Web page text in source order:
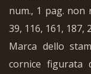
num., 1 pag. non
39, 116, 161, 187,
Marca dello
cornice figurata